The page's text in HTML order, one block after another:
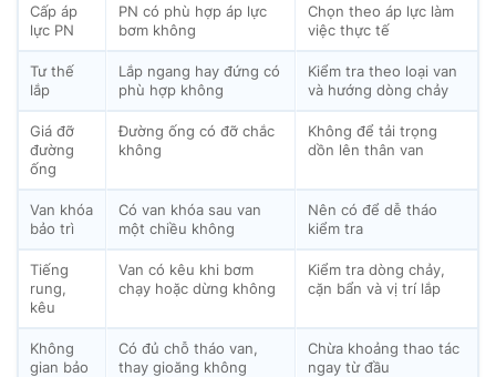
Cấp áp
lực PN
PN có phù hợp áp lực
bơm không
Chọn theo áp lực làm
việc thực tế
Tư thế
lắp
Lắp ngang hay đứng có
phù hợp không
Kiểm tra theo loại van
và hướng dòng chảy
Giá đỡ
đường
ống
Đường ống có đỡ chắc
không
Không để tải trọng
dồn lên thân van
Van khóa
bảo trì
Có van khóa sau van
một chiều không
Nên có để dễ tháo
kiểm tra
Tiếng
rung,
kêu
Van có kêu khi bơm
chạy hoặc dừng không
Kiểm tra dòng chảy,
cặn bẩn và vị trí lắp
Không
gian bảo
Có đủ chỗ tháo van,
thay gioăng không
Chừa khoảng thao tác
ngay từ đầu